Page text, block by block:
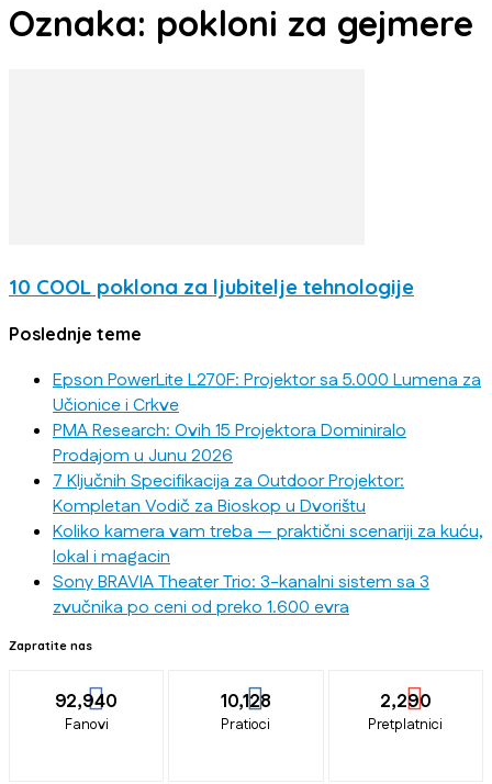
Oznaka: pokloni za gejmere
10 COOL poklona za ljubitelje tehnologije
Poslednje teme
Epson PowerLite L270F: Projektor sa 5.000 Lumena za
Učionice i Crkve
PMA Research: Ovih 15 Projektora Dominiralo
Prodajom u Junu 2026
7 Ključnih Specifikacija za Outdoor Projektor:
Kompletan Vodič za Bioskop u Dvorištu
Koliko kamera vam treba — praktični scenariji za kuću,
lokal i magacin
Sony BRAVIA Theater Trio: 3-kanalni sistem sa 3
zvučnika po ceni od preko 1.600 evra
Zapratite nas
92,940
Fanovi
10,128
Pratioci
2,290
Pretplatnici